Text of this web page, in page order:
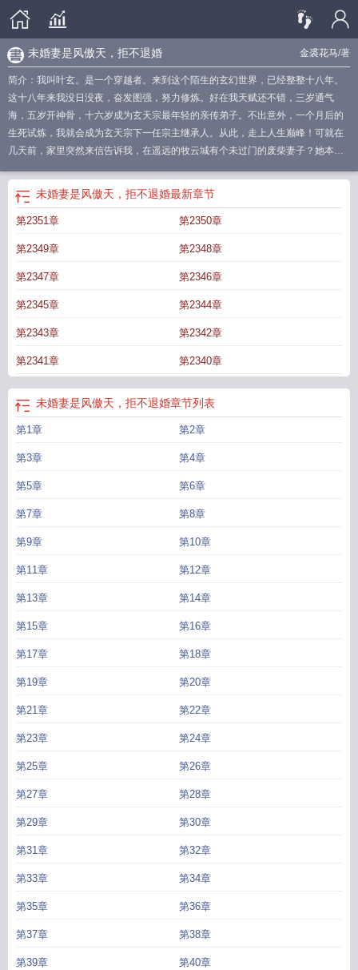
金裘花马/著
未婚妻是风傲天，拒不退婚
简介：我叫叶玄。是一个穿越者。来到这个陌生的玄幻世界，已经整整十八年。
这十八年来我没日没夜，奋发图强，努力修炼。好在我天赋还不错，三岁通气
海，五岁开神骨，十六岁成为玄天宗最年轻的亲传弟子。不出意外，一个月后的
生死试炼，我就会成为玄天宗下一任宗主继承人。从此，走上人生巅峰！可就在
几天前，家里突然来信告诉我，在遥远的牧云城有个未过门的废柴妻子？她本是
配不上我，要我立即上门解除婚约？什么意思？努力了十八年，你现在告诉我是
反派？
拒不退婚金裘花马
拒绝退婚未婚妻是风傲天拒不退婚结局未婚妻是风傲天拒不退婚
读未婚妻是风傲天的 拒不退婚阅读叶玄未婚妻是风傲天拒不退婚的
凤傲天拒不退婚的
未婚妻风傲天TXT免费拒不退婚在哪看
未婚妻是风傲天，拒不退婚最新章节
第2351章 第2350章
第2349章 第2348章
第2347章 第2346章
第2345章 第2344章
第2343章 第2342章
第2341章 第2340章
未婚妻是风傲天，拒不退婚章节列表
第1章 第2章
第3章 第4章
第5章 第6章
第7章 第8章
第9章 第10章
第11章 第12章
第13章 第14章
第15章 第16章
第17章 第18章
第19章 第20章
第21章 第22章
第23章 第24章
第25章 第26章
第27章 第28章
第29章 第30章
第31章 第32章
第33章 第34章
第35章 第36章
第37章 第38章
第39章 第40章